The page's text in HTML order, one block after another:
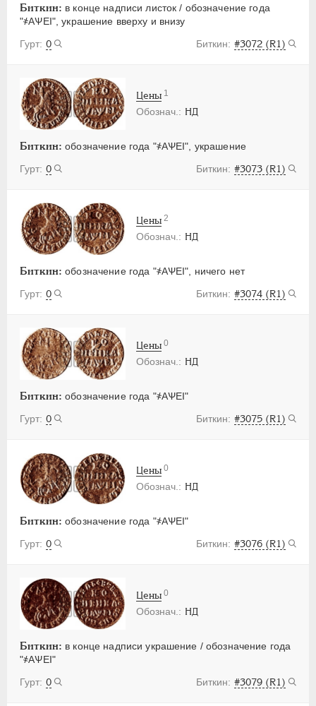
Биткин: в конце надписи листок / обозначение года
"҂АѰЕI", украшение вверху и внизу
0
#3072 (R1)
НД
Биткин: обозначение года "҂АѰЕI", украшение
0
#3073 (R1)
Цены 1
НД
Биткин: обозначение года "҂АѰЕI", ничего нет
0
#3074 (R1)
Цены 2
НД
Биткин: обозначение года "҂АѰЕI"
0
#3075 (R1)
Цены 0
НД
Биткин: обозначение года "҂АѰЕI"
0
#3076 (R1)
Цены 0
НД
Биткин: в конце надписи украшение / обозначение года
"҂АѰЕI"
0
#3079 (R1)
Цены 0